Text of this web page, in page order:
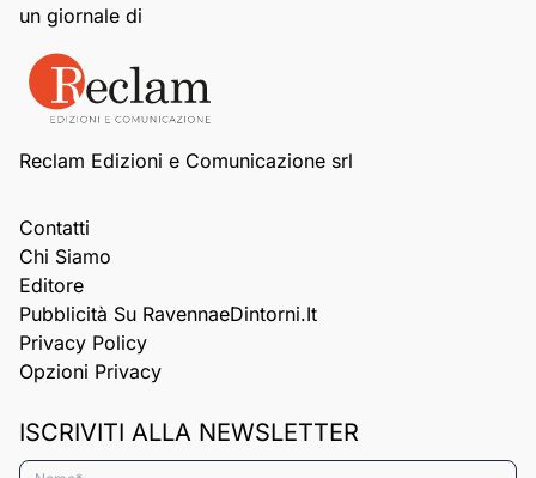
un giornale di
Reclam Edizioni e Comunicazione srl
Contatti
Chi Siamo
Editore
Pubblicità Su RavennaeDintorni.it
Privacy Policy
Opzioni Privacy
ISCRIVITI ALLA NEWSLETTER
Nome*